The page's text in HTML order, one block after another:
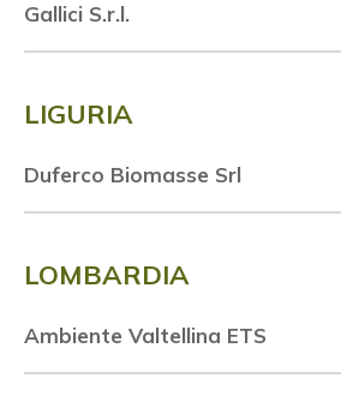
Gallici S.r.l.
LIGURIA
Duferco Biomasse Srl
LOMBARDIA
Ambiente Valtellina ETS